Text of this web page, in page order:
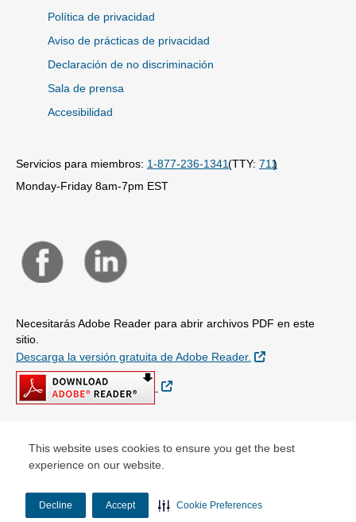
This website uses cookies to ensure you get the best
experience on our website.
Decline Accept Cookie Preferences
Política de privacidad
Aviso de prácticas de privacidad
Declaración de no discriminación
Sala de prensa
Accesibilidad
Servicios para miembros: 1-877-236-1341(TTY: 711)
Monday-Friday 8am-7pm EST
Necesitarás Adobe Reader para abrir archivos PDF en este
sitio.
Descarga la versión gratuita de Adobe Reader.
Sitio Externo
Sitio Externo
© Copyright 2026